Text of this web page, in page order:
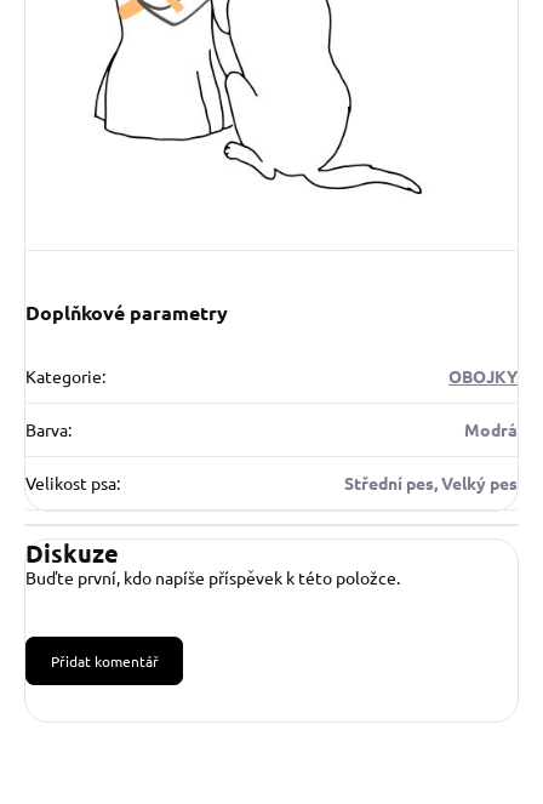
Doplňkové parametry
Kategorie: OBOJKY
Barva: Modrá
Velikost psa: Střední pes, Velký pes
Diskuze
Buďte první, kdo napíše příspěvek k této položce.
Přidat komentář